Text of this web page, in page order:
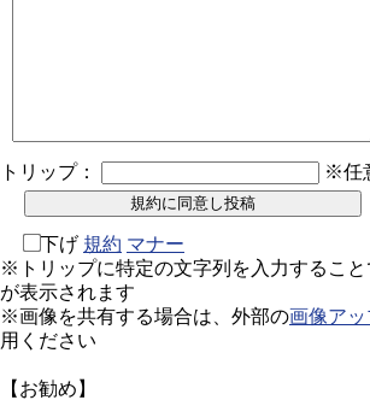
トリップ： ※任
下げ 規約 マナー
※トリップに特定の文字列を入力するこ
が表示されます
※画像を共有する場合は、外部の画像ア
用ください
【お勧め】